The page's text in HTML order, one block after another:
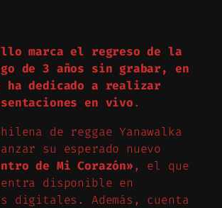
marca el regreso de la
de 3 años sin grabar, en
ha dedicado a realizar
en vivo.
de reggae Yanawalka
su esperado nuevo
de Mi Corazón», el que
disponible en
digitales. Además, cuenta